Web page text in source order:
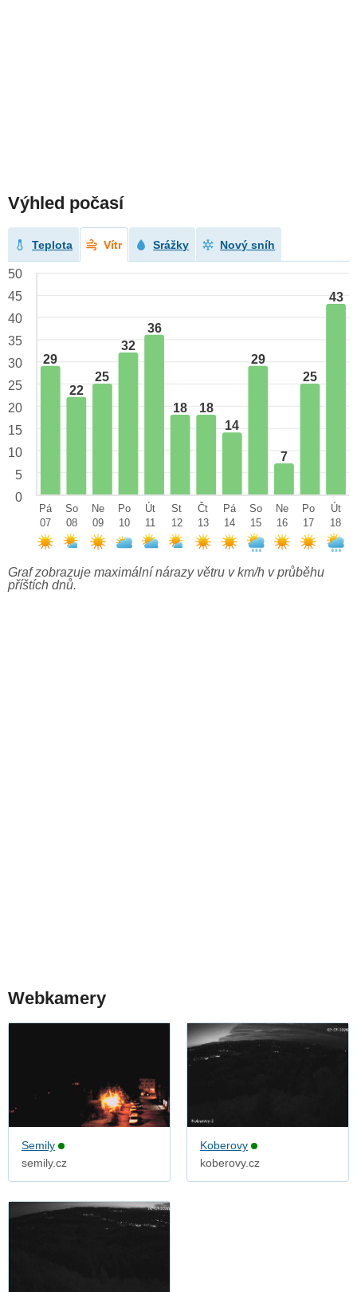
Výhled počasí
Teplota Vítr Srážky Nový sníh
29
22
25
32
36
18
18
14
29
7
25
43
50
45
40
35
30
25
20
15
10
5
0
Pá
07
So
08
Ne
09
Po
10
Út
11
St
12
Čt
13
Pá
14
So
15
Ne
16
Po
17
Út
18
Graf zobrazuje maximální nárazy větru v km/h v průběhu
příštích dnů.
Webkamery
Semily
semily.cz
Koberovy
koberovy.cz